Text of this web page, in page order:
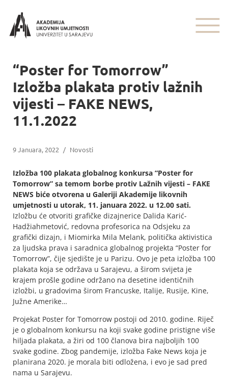
“Poster for Tomorrow”
Izložba plakata protiv lažnih
vijesti – FAKE NEWS,
11.1.2022
9 Januara, 2022 / Novosti
Izložba 100 plakata globalnog konkursa “Poster for
Tomorrow” sa temom borbe protiv Lažnih vijesti – FAKE
NEWS biće otvorena u Galeriji Akademije likovnih
umjetnosti u utorak, 11. januara 2022. u 12.00 sati.
Izložbu će otvoriti grafičke dizajnerice Dalida Karić-
Hadžiahmetović, redovna profesorica na Odsjeku za
grafički dizajn, i Miomirka Mila Melank, politička aktivistica
za ljudska prava i saradnica globalnog projekta “Poster for
Tomorrow”, čije sjedište je u Parizu. Ovo je peta izložba 100
plakata koja se održava u Sarajevu, a širom svijeta je
krajem prošle godine održano na desetine identičnih
izložbi, u gradovima širom Francuske, Italije, Rusije, Kine,
Južne Amerike…
Projekat Poster for Tomorrow postoji od 2010. godine. Riječ
je o globalnom konkursu na koji svake godine pristigne više
hiljada plakata, a žiri od 100 članova bira najboljih 100
svake godine. Zbog pandemije, izložba Fake News koja je
planirana 2020. je morala biti odložena, i evo je sad pred
nama u Sarajevu.